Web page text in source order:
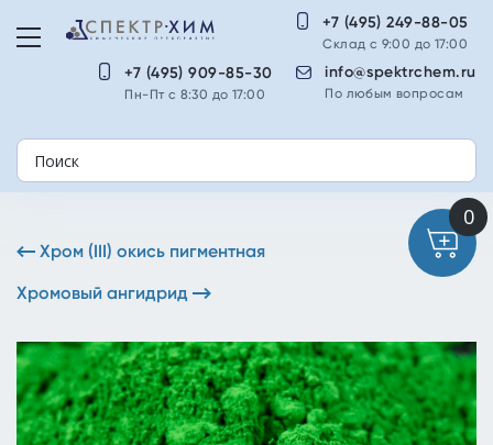
info@spektrchem.ru
По любым вопросам
+7 (495) 249-88-05
Склад с 9:00 до 17:00
+7 (495) 909-85-30
Пн-Пт с 8:30 до 17:00
Хром (III) окись пигментная
Хромовый ангидрид